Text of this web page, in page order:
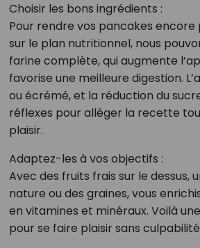
Choisir les bons ingrédients :
Pour rendre vos pancakes encore
sur le plan nutritionnel, nous
farine complète, qui augmente
favorise une meilleure digestion.
ou écrémé, et la réduction du
réflexes pour alléger la recette
plaisir.
Adaptez-les à vos objectifs :
Avec des fruits frais sur le dessus,
nature ou des graines, vous
en vitamines et minéraux. Voilà
pour se faire plaisir sans